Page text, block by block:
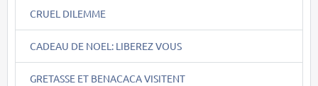
CRUEL DILEMME
CADEAU DE NOEL: LIBEREZ VOUS
GRETASSE ET BENACACA VISITENT